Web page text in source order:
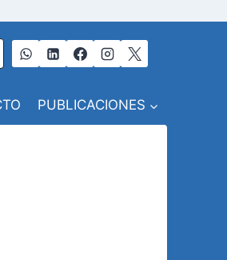
PUBLICACIONES